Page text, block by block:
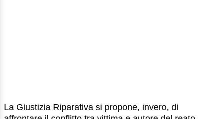
La Giustizia Riparativa si propone, invero, di